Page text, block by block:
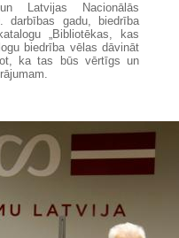
Latvijas Nacionālās
darbības gadu, biedrība
„Bibliotēkas, kas
biedrība vēlas dāvināt
ka tas būs vērtīgs un
KAS PALĪDZĒJA